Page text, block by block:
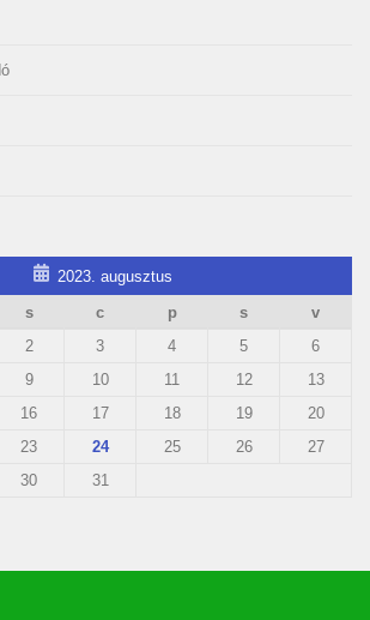
2023. augusztus
s c p s
v
2 3 4 5
6
9 10 11 12
13
16 17 18 19
20
23 24 25 26
27
30
31